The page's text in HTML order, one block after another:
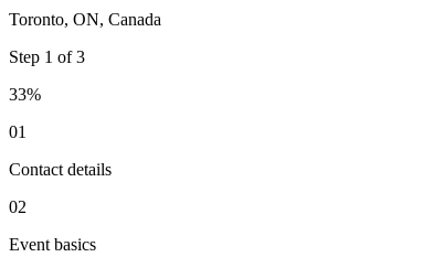
Toronto, ON, Canada
Step 1 of3
33%
01
Contact details
02
Event basics